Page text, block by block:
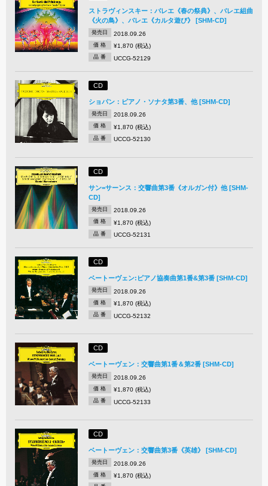
ストラヴィンスキー：バレエ《春の祭典》、バレエ組曲
《火の鳥》、バレエ《カルタ遊び》 [SHM-CD]
発売日 2018.09.26
価 格 ¥1,870 (税込)
品 番 UCCG-52129
CD
ショパン：ピアノ・ソナタ第3番、他 [SHM-CD]
発売日 2018.09.26
価 格 ¥1,870 (税込)
品 番 UCCG-52130
CD
サン=サーンス：交響曲第3番《オルガン付》他 [SHM-
CD]
発売日 2018.09.26
価 格 ¥1,870 (税込)
品 番 UCCG-52131
CD
ベートーヴェン:ピアノ協奏曲第1番&第3番 [SHM-CD]
発売日 2018.09.26
価 格 ¥1,870 (税込)
品 番 UCCG-52132
CD
ベートーヴェン：交響曲第1番＆第2番 [SHM-CD]
発売日 2018.09.26
価 格 ¥1,870 (税込)
品 番 UCCG-52133
CD
ベートーヴェン：交響曲第3番《英雄》 [SHM-CD]
発売日 2018.09.26
価 格 ¥1,870 (税込)